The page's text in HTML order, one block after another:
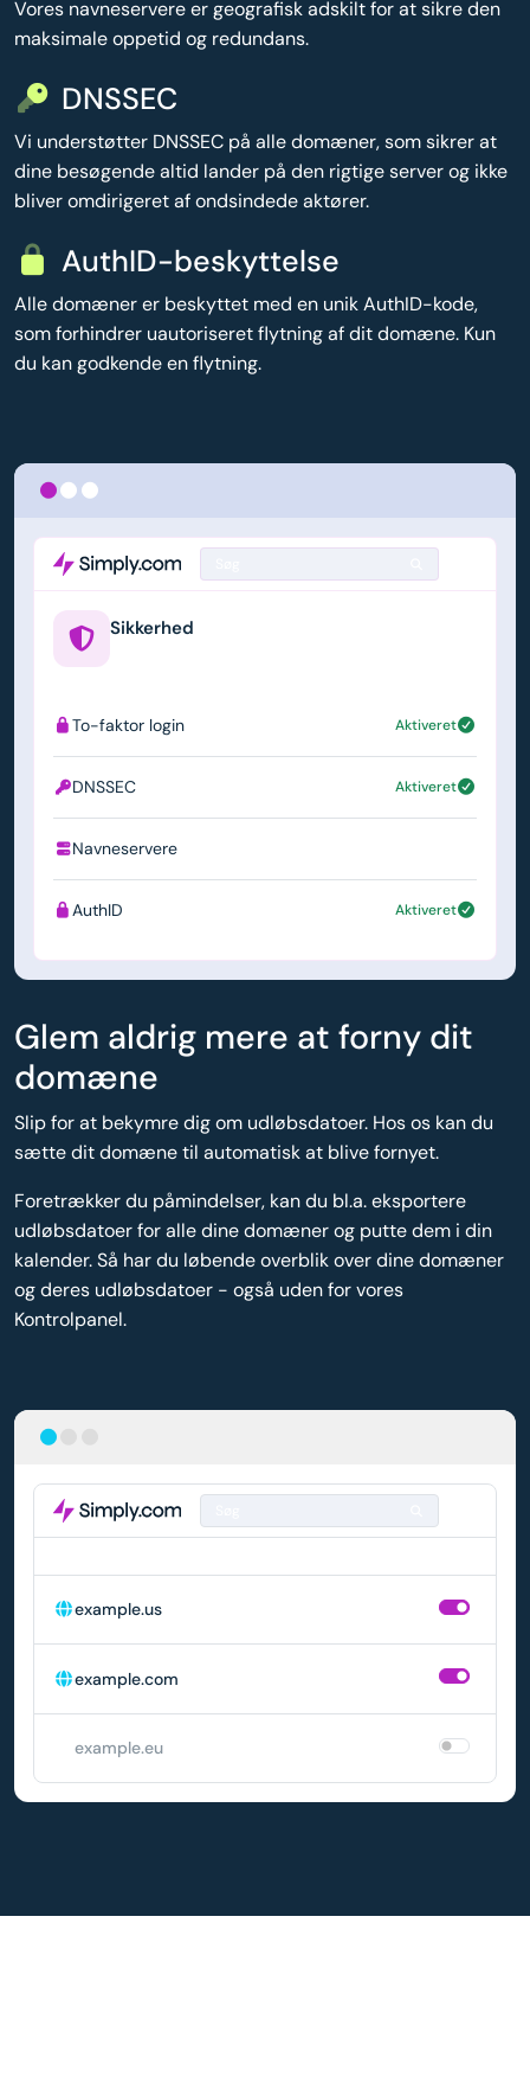
Vores navneservere er geografisk adskilt for at sikre den
maksimale oppetid og redundans.
DNSSEC
Vi understøtter DNSSEC på alle domæner, som sikrer at
dine besøgende altid lander på den rigtige server og ikke
bliver omdirigeret af ondsindede aktører.
AuthID-beskyttelse
Alle domæner er beskyttet med en unik AuthID-kode,
som forhindrer uautoriseret flytning af dit domæne. Kun
du kan godkende en flytning.
Sikkerhed
To-faktor login Aktiveret
DNSSEC Aktiveret
Navneservere
AuthID Aktiveret
example.us
example.com
example.eu
Glem aldrig mere at forny dit
domæne
Slip for at bekymre dig om udløbsdatoer. Hos os kan du
sætte dit domæne til automatisk at blive fornyet.
Foretrækker du påmindelser, kan du bl.a. eksportere
udløbsdatoer for alle dine domæner og putte dem i din
kalender. Så har du løbende overblik over dine domæner
og deres udløbsdatoer - også uden for vores
Kontrolpanel.